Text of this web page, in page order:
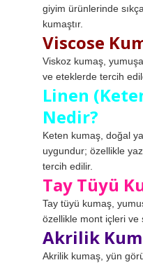
giyim ürünlerinde
kumaştır.
Viscose
Viskoz kumaş,
ve eteklerde tercih
Linen
Nedir?
Keten kumaş, doğal
uygundur; özellikle
tercih edilir.
Tay Tüyü
Tay tüyü kumaş,
özellikle mont içleri ve
Akrilik
Akrilik kumaş, yün